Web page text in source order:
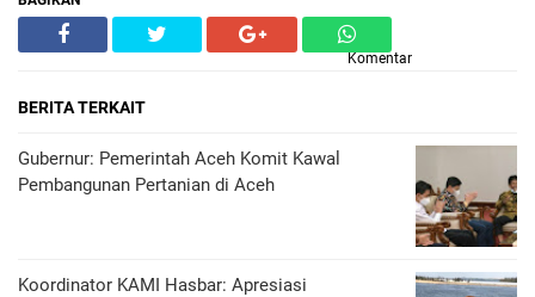
Komentar
BERITA TERKAIT
Gubernur: Pemerintah Aceh Komit Kawal
Pembangunan Pertanian di Aceh
Koordinator KAMI Hasbar: Apresiasi